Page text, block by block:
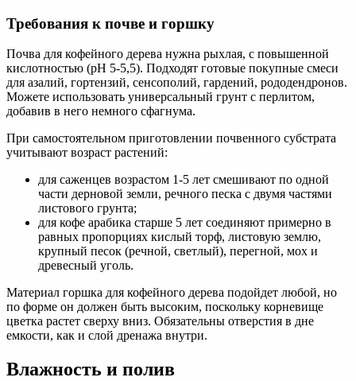
Требования к почве и горшку
Почва для кофейного дерева нужна рыхлая, с повышенной
кислотностью (pH 5-5,5). Подходят готовые покупные смеси
для азалий, гортензий, сенсополий, гардений, рододендронов.
Можете использовать универсальный грунт с перлитом,
добавив в него немного сфагнума.
При самостоятельном приготовлении почвенного субстрата
учитывают возраст растений:
для саженцев возрастом 1-5 лет смешивают по одной
части дерновой земли, речного песка с двумя частями
листового грунта;
для кофе арабика старше 5 лет соединяют примерно в
равных пропорциях кислый торф, листовую землю,
крупный песок (речной, светлый), перегной, мох и
древесный уголь.
Материал горшка для кофейного дерева подойдет любой, но
по форме он должен быть высоким, поскольку корневище
цветка растет сверху вниз. Обязательны отверстия в дне
емкости, как и слой дренажа внутри.
Влажность и полив